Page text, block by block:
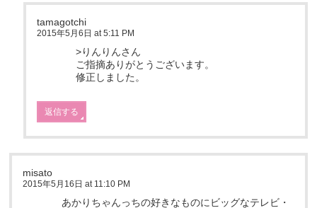
tamagotchi
2015年5月6日 at 5:11 PM
>りんりんさん
ご指摘ありがとうございます。
修正しました。
返信する
misato
2015年5月16日 at 11:10 PM
あかりちゃんっちの好きなものにビッグなテレビ・